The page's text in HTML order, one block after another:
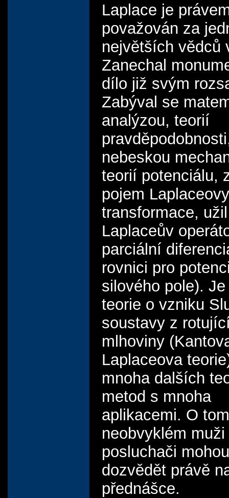
Laplace je
považován za
největších vědců
Zanechal
dílo již svým
Zabýval se
analýzou, teorií
nebeskou
teorií potenciálu,
pojem Laplaceovy
transformace,
Laplaceův
parciální
rovnici pro
silového pole).
teorie o vzniku
soustavy z
mlhoviny
Laplaceova
mnoha dalších
metod s mnoha
aplikacemi. O
neobvyklém
posluchači mohou
dozvědět právě
přednášce.